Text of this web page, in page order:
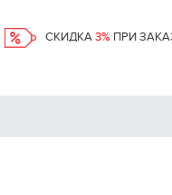
СКИДКА3% ПРИ